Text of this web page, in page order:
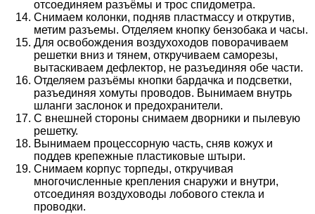
отсоединяем разъёмы и трос спидометра.
Снимаем колонки, подняв пластмассу и открутив,
метим разъемы. Отделяем кнопку бензобака и часы.
Для освобождения воздухоходов поворачиваем
решетки вниз и тянем, откручиваем саморезы,
вытаскиваем дефлектор, не разъединяя обе части.
Отделяем разъёмы кнопки бардачка и подсветки,
разъединяя хомуты проводов. Вынимаем внутрь
шланги заслонок и предохранители.
С внешней стороны снимаем дворники и пылевую
решетку.
Вынимаем процессорную часть, сняв кожух и
поддев крепежные пластиковые штыри.
Снимаем корпус торпеды, откручивая
многочисленные крепления снаружи и внутри,
отсоединяя воздуховоды лобового стекла и
проводки.